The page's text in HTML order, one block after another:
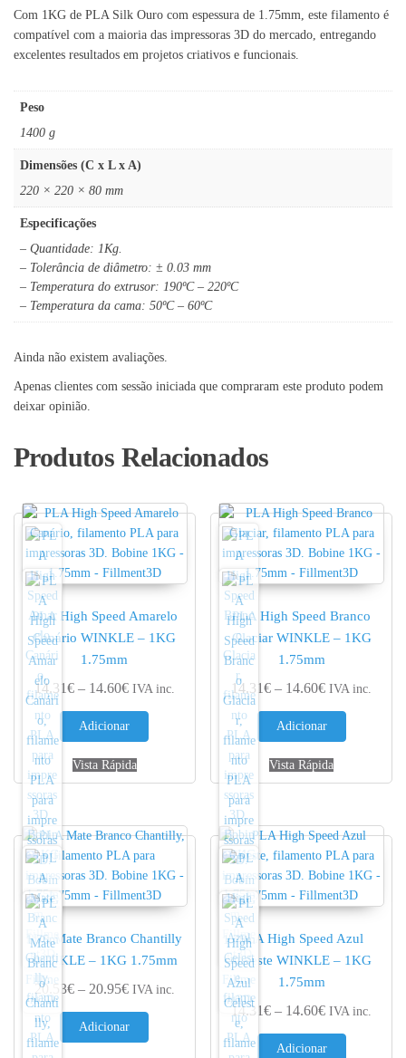
Com 1KG de PLA Silk Ouro com espessura de 1.75mm, este filamento é
compatível com a maioria das impressoras 3D do mercado, entregando
excelentes resultados em projetos criativos e funcionais.
Peso
1400 g
Dimensões (C x L x A)
220 × 220 × 80 mm
Especificações
– Quantidade: 1Kg.
– Tolerância de diâmetro: ± 0.03 mm
– Temperatura do extrusor: 190ºC – 220ºC
– Temperatura da cama: 50ºC – 60ºC
Ainda não existem avaliações.
Apenas clientes com sessão iniciada que compraram este produto podem
deixar opinião.
Produtos Relacionados
PLA High Speed Amarelo
Canário WINKLE – 1KG
1.75mm
14.31€ – 14.60€Price range: 14.31€ through 14.60€
IVA inc.
Adicionar
Vista Rápida
PLA High Speed Branco
Glaciar WINKLE – 1KG
1.75mm
14.31€ – 14.60€Price range:
IVA inc.
Adicionar
Vista Rápida
PLA Mate Branco Chantilly
WINKLE – 1KG 1.75mm
20.53€ – 20.95€Price range: 20.53€ through 20.95€
IVA inc.
Adicionar
PLA High Speed Azul
Celeste WINKLE – 1KG
1.75mm
14.31€ – 14.60€Price range:
IVA inc.
Adicionar